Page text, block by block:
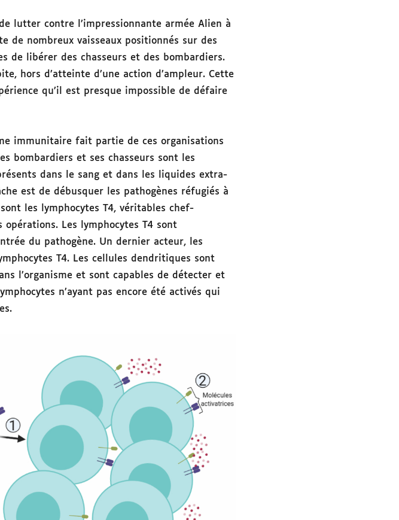
lutter contre l’impressionnante armée Alien à
de nombreux vaisseaux positionnés sur des
de libérer des chasseurs et des bombardiers.
hors d’atteinte d’une action d’ampleur. Cette
qu’il est presque impossible de défaire
immunitaire fait partie de ces organisations
bombardiers et ses chasseurs sont les
dans le sang et dans les liquides extra-
est de débusquer les pathogènes réfugiés à
les lymphocytes T4, véritables chef-
opérations. Les lymphocytes T4 sont
du pathogène. Un dernier acteur, les
T4. Les cellules dendritiques sont
l’organisme et sont capables de détecter et
n’ayant pas encore été activés qui